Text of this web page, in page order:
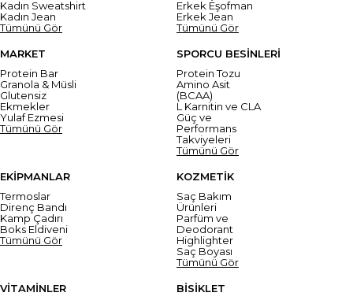
Kadın Sweatshirt
Kadın Jean
Tümünü Gör
Erkek Eşofman
Erkek Jean
Tümünü Gör
MARKET
Protein Bar
Granola & Müsli
Glutensiz
Ekmekler
Yulaf Ezmesi
Tümünü Gör
SPORCU BESİNLERİ
Protein Tozu
Amino Asit
(BCAA)
L Karnitin ve CLA
Güç ve
Performans
Takviyeleri
Tümünü Gör
EKİPMANLAR
Termoslar
Direnç Bandı
Kamp Çadırı
Boks Eldiveni
Tümünü Gör
KOZMETİK
Saç Bakım
Ürünleri
Parfüm ve
Deodorant
Highlighter
Saç Boyası
Tümünü Gör
VİTAMİNLER
BİSİKLET